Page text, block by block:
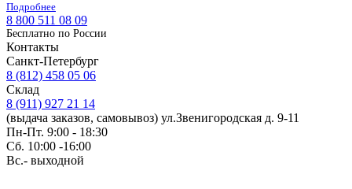
Подробнее
8 800 511 08 09
Бесплатно по Роcсии
Контакты
Санкт-Петербург
8 (812) 458 05 06
Склад
8 (911) 927 21 14
(выдача заказов, самовывоз) ул.Звенигородская д. 9-11
Пн-Пт. 9:00 - 18:30
Сб. 10:00 -16:00
Вс.- выходной